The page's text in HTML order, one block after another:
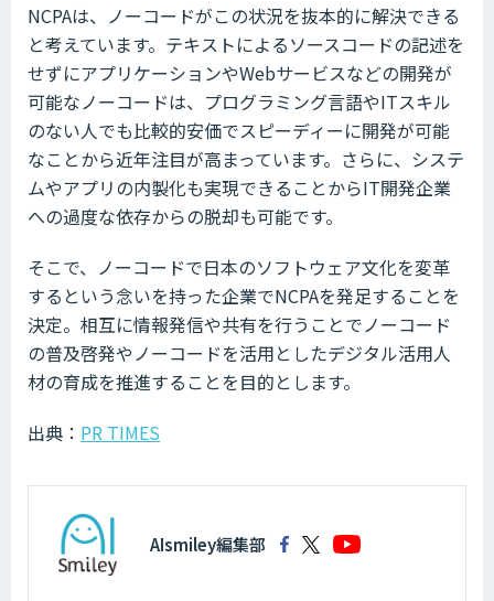
NCPAは、ノーコードがこの状況を抜本的に解決できる
と考えています。テキストによるソースコードの記述を
せずにアプリケーションやWebサービスなどの開発が
可能なノーコードは、プログラミング言語やITスキル
のない人でも比較的安価でスピーディーに開発が可能
なことから近年注目が高まっています。さらに、システ
ムやアプリの内製化も実現できることからIT開発企業
への過度な依存からの脱却も可能です。
そこで、ノーコードで日本のソフトウェア文化を変革
するという念いを持った企業でNCPAを発足することを
決定。相互に情報発信や共有を行うことでノーコード
の普及啓発やノーコードを活用としたデジタル活用人
材の育成を推進することを目的とします。
出典： PR TIMES
AIsmiley編集部